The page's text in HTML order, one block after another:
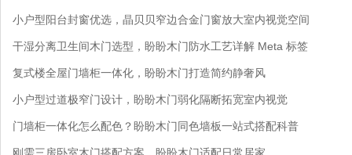
小户型阳台封窗优选，晶贝贝窄边合金门窗放大室内视觉空间
干湿分离卫生间木门选型，盼盼木门防水工艺详解 Meta 标签
复式楼全屋门墙柜一体化，盼盼木门打造简约静奢风
小户型过道极窄门设计，盼盼木门弱化隔断拓宽室内视觉
门墙柜一体化怎么配色？盼盼木门同色墙板一站式搭配科普